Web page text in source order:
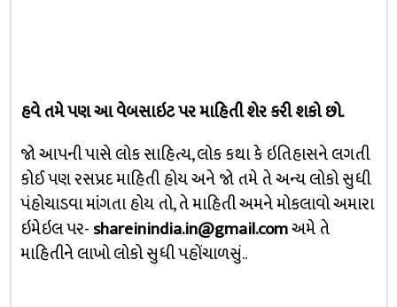
હવે તમે પણ આ વેબસાઇટ પર માહિતી શેર કરી શકો છો.
જો આપની પાસે લોક સાહિત્ય, લોક કથા કે ઇતિહાસને લગતી
કોઈ પણ રસપ્રદ માહિતી હોય અને જો તમે તે અન્ય લોકો સુધી
પંહોચાડવા માંગતા હોય તો, તે માહિતી અમને મોકલાવો અમારા
ઇમેઇલ પર-shareinindia.in@gmail.comઅમે તે
માહિતીને લાખો લોકો સુધી પહોંચાળસું..